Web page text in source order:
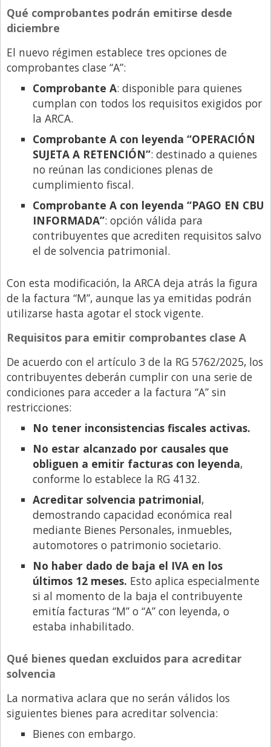
Minuto Lanzamiento
Negocios
Opinion
País
Política
Publicidad y Marketing
Real Estate y Propiedades
Responsabilidad Social
Salidas
Santa Fe
Show Business
Sociedad
Tendencias
Viajes
Qué comprobantes podrán emitirse desde
diciembre
El nuevo régimen establece tres opciones de
comprobantes clase “A”:
Comprobante A: disponible para quienes
cumplan con todos los requisitos exigidos por
la ARCA.
Comprobante A con leyenda “OPERACIÓN
SUJETA A RETENCIÓN”: destinado a quienes
no reúnan las condiciones plenas de
cumplimiento fiscal.
Comprobante A con leyenda “PAGO EN CBU
INFORMADA”: opción válida para
contribuyentes que acrediten requisitos salvo
el de solvencia patrimonial.
Con esta modificación, la ARCA deja atrás la figura
de la factura “M”, aunque las ya emitidas podrán
utilizarse hasta agotar el stock vigente.
Requisitos para emitir comprobantes clase A
De acuerdo con el artículo 3 de la RG 5762/2025, los
contribuyentes deberán cumplir con una serie de
condiciones para acceder a la factura “A” sin
restricciones:
No tener inconsistencias fiscales activas.
No estar alcanzado por causales que
obliguen a emitir facturas con leyenda,
conforme lo establece la RG 4132.
Acreditar solvencia patrimonial,
demostrando capacidad económica real
mediante Bienes Personales, inmuebles,
automotores o patrimonio societario.
No haber dado de baja el IVA en los
últimos 12 meses. Esto aplica especialmente
si al momento de la baja el contribuyente
emitía facturas “M” o “A” con leyenda, o
estaba inhabilitado.
Qué bienes quedan excluidos para acreditar
solvencia
La normativa aclara que no serán válidos los
siguientes bienes para acreditar solvencia:
Bienes con embargo.